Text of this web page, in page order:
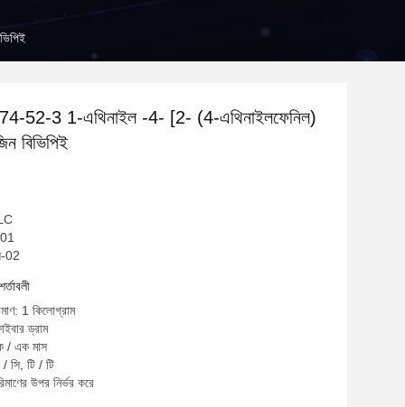
52-3 1-এথিনাইল -4- [2- (4-এথিনাইলফেনিল)
বিভিপিই
02
1 কিলোগ্রাম
ড্রাম
/ এক মাস
সি, টি / টি
উপর নির্ভর করে